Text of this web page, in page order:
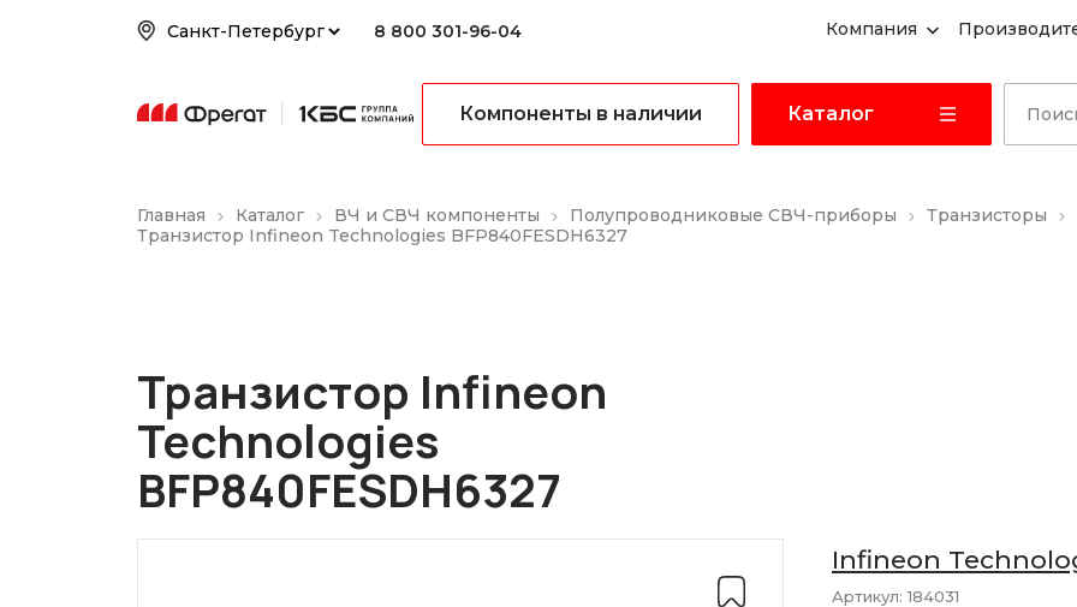
8 800 301-96-04 Компания
Компоненты в наличии Каталог
Главная Каталог ВЧ и СВЧ компоненты Полупроводниковые СВЧ-приборы
Транзисторы
Транзистор Infineon Technologies BFP840FESDH6327
Транзистор Infineon
Technologies
BFP840FESDH6327
Infineon
Артикул: 184031